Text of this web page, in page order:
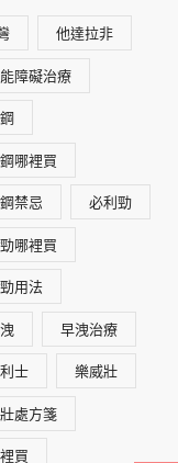
他達拉非
障礙治療
哪裡買
禁忌 必利勁
哪裡買
用法
早洩治療
士 樂威壯
處方箋
買